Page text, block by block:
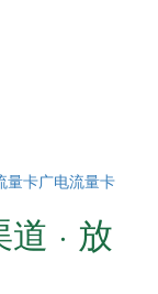
量卡广电流量卡
· 放